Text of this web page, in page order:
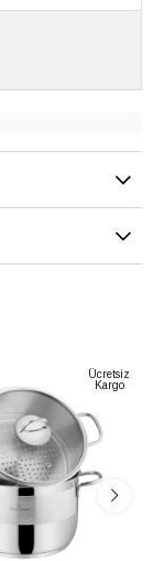
Ücretsiz
Kargo